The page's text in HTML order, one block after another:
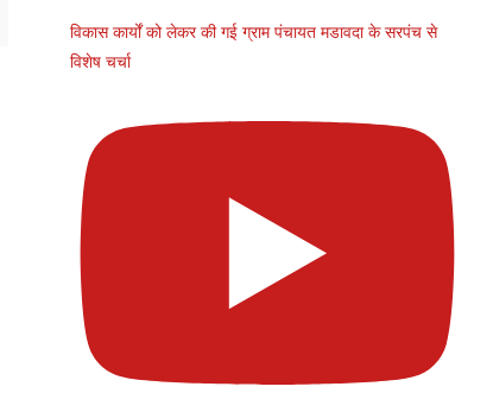
विकास कार्यों को लेकर की गई ग्राम पंचायत मडावदा के सरपंच से
विशेष चर्चा